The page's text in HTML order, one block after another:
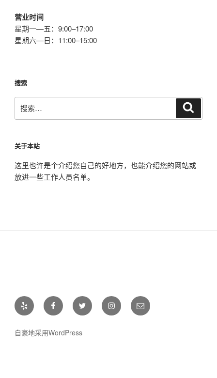
营业时间
星期一—五：9:00–17:00
星期六—日：11:00–15:00
搜索
索：
关于本站
这里也许是个介绍您自己的好地方，也能介绍您的网站或
放进一些工作人员名单。
Yelp FacebookTwitter Instagram电
邮
自豪地采用WordPress